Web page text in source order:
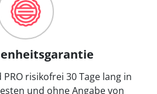
risikofrei 30 Tage lang in
und ohne Angabe von